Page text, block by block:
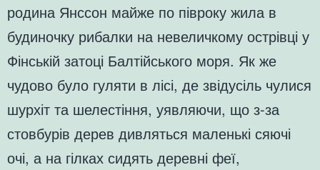
родина Янссон майже по півроку жила в
будиночку рибалки на невеличкому острівці у
Фінській затоці Балтійського моря. Як же
чудово було гуляти в лісі, де звідусіль чулися
шурхіт та шелестіння, уявляючи, що з-за
стовбурів дерев дивляться маленькі сяючі
очі, а на гілках сидять деревні феї,